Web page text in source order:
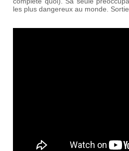
les plus dangereux au monde.